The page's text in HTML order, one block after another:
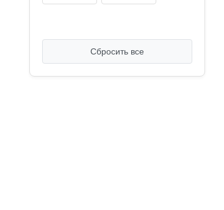
Сбросить все